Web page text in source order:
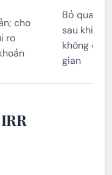
cho
ro
Bỏ qua
sau khi
không có
gian